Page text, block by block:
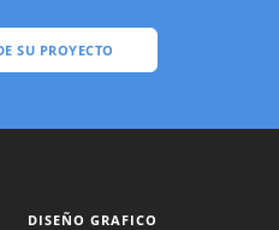
SU PROYECTO
DISEÑO GRAFICO